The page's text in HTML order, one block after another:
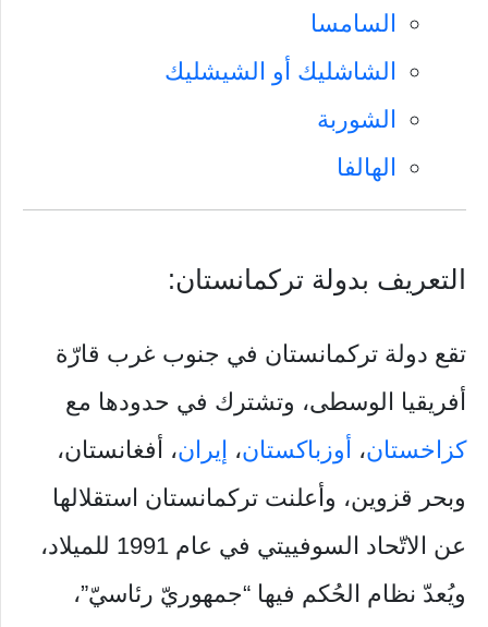
السامسا
الشاشليك أو الشيشليك
الشوربة
الهالفا
التعريف بدولة تركمانستان:
تقع دولة تركمانستان في جنوب غرب قارّة
أفريقيا الوسطى، وتشترك في حدودها مع
كزاخستان، أوزباكستان، إيران، أفغانستان،
وبحر قزوين، وأعلنت تركمانستان استقلالها
عن الاتّحاد السوفييتي في عام 1991 للميلاد،
ويُعدّ نظام الحُكم فيها “جمهوريّ رئاسيّ”،